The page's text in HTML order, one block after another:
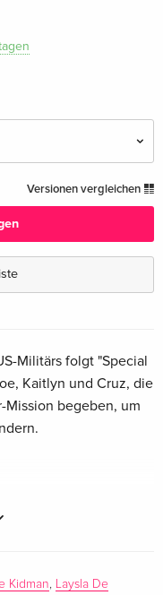
CHF 34.50
CHF 31.50
CHF 32.50
Versionen vergleichen
Militärs folgt "Special
Kaitlyn und Cruz, die
begeben, um
Kidman
Laysla De